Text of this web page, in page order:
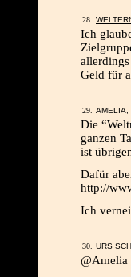
Ich
Geld für
Die
ganzen
ist
Dafür
http://
Ich
URS
@Amelia